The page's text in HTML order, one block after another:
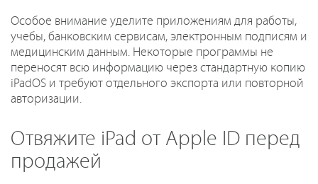
Особое внимание уделите приложениям для работы,
учебы, банковским сервисам, электронным подписям и
медицинским данным. Некоторые программы не
переносят всю информацию через стандартную копию
iPadOS и требуют отдельного экспорта или повторной
авторизации.
Отвяжите iPad от Apple ID перед
продажей